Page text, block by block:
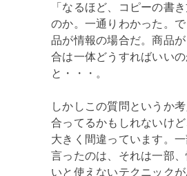
「なるほど、コピーの書
のか。一通りわかった。
品が情報の場合だ。商品
合は一体どうすればいいの
と・・・。
しかしこの質問というか
合ってるかもしれないけ
大きく間違っています。
言ったのは、それは一部
いと使えないテクニック